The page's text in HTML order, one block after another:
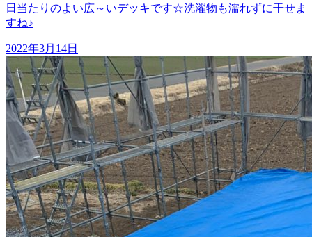
日当たりのよい広～いデッキです☆洗濯物も濡れずに干せま
すね♪
2022年3月14日